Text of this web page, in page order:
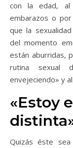
con la edad,
embarazos o
que la
del momento
están aburridas,
rutina sexual
envejeciendo» y
«Estoy
Quizás éste